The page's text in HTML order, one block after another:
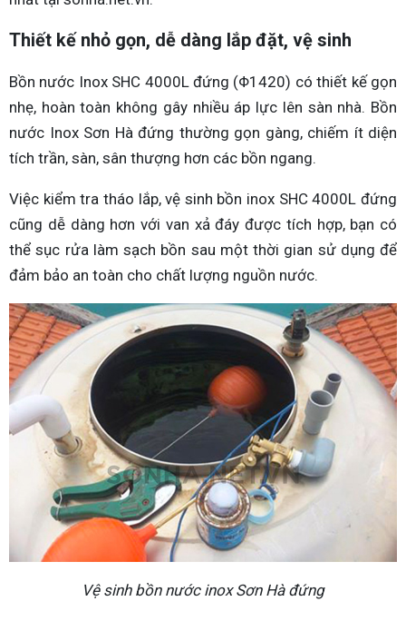
Thiết kế nhỏ gọn, dễ dàng lắp đặt, vệ sinh
Bồn nước Inox SHC 4000L đứng (Φ1420) có thiết kế gọn
nhẹ, hoàn toàn không gây nhiều áp lực lên sàn nhà. Bồn
nước Inox Sơn Hà đứng thường gọn gàng, chiếm ít diện
tích trần, sàn, sân thượng hơn các bồn ngang.
Việc kiểm tra tháo lắp, vệ sinh bồn inox SHC 4000L đứng
cũng dễ dàng hơn với van xả đáy được tích hợp, bạn có
thể sục rửa làm sạch bồn sau một thời gian sử dụng để
đảm bảo an toàn cho chất lượng nguồn nước.
Vệ sinh bồn nước inox Sơn Hà đứng